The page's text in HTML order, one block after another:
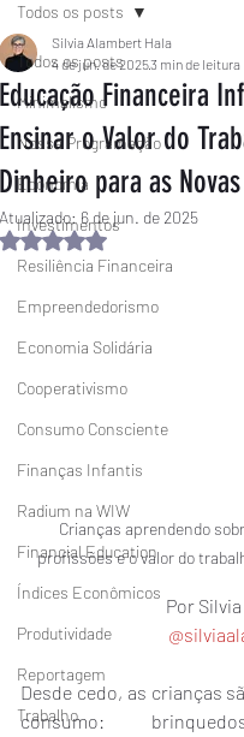
Todos os posts
Minimalismo
Nossa Programação
Economia
Investimentos
Resiliência Financeira
Empreendedorismo
Economia Solidária
Cooperativismo
Consumo Consciente
Finanças Infantis
Radium na WIW
Financial Education
Índices Econômicos
Produtividade
Reportagem
Trabalho
Todos os posts
Educação Financeira
Ensinar o Valor do
Dinheiro para as
Silvia Alambert Hala
4 de jun. de 20253 min de leitura
Atualizado: 6 de jun. de 2025
Avaliado com NaN de 5
Crianças aprendendo
profissões e o valor do
Por
Desde cedo, as crianças
consumo: